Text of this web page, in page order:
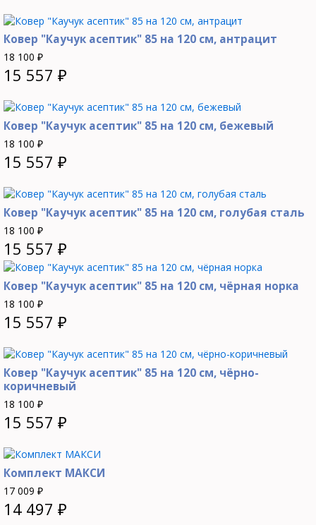
Ковер "Каучук асептик" 85 на 120 см, антрацит
18 100 ₽
15 557 ₽
Ковер "Каучук асептик" 85 на 120 см, бежевый
18 100 ₽
15 557 ₽
Ковер "Каучук асептик" 85 на 120 см, голубая сталь
18 100 ₽
15 557 ₽
Ковер "Каучук асептик" 85 на 120 см, чёрная норка
18 100 ₽
15 557 ₽
Ковер "Каучук асептик" 85 на 120 см, чёрно-
коричневый
18 100 ₽
15 557 ₽
Комплект МАКСИ
17 009 ₽
14 497 ₽